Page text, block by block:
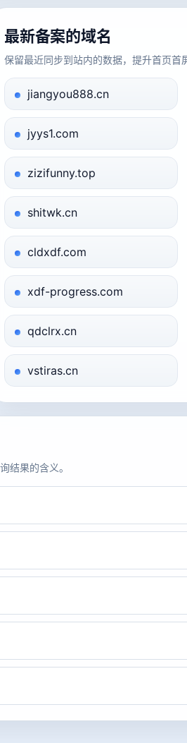
最新备案的域名
保留最近同步到站内的数据，提升首页首
jiangyou888.cn
jyys1.com
zizifunny.top
shitwk.cn
cldxdf.com
xdf-progress.com
qdclrx.cn
vstiras.cn
结果的含义。